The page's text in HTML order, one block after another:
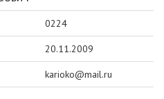
0224
20.11.2009
karioko@mail.ru